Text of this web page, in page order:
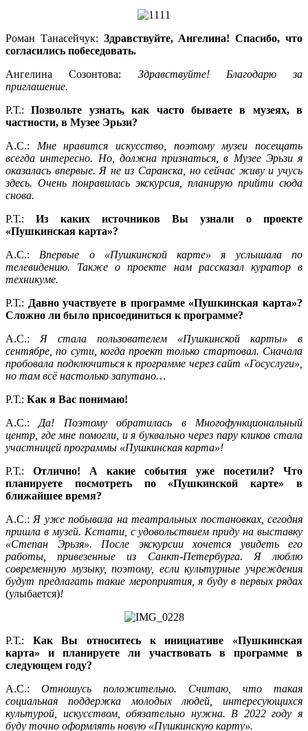
Роман Танасейчук: Здравствуйте, Ангелина! Спасибо, что
согласились побеседовать.
Ангелина Созонтова: Здравствуйте! Благодарю за
приглашение.
Р.Т.: Позвольте узнать, как часто бываете в музеях, в
частности, в Музее Эрьзи?
А.С.: Мне нравится искусство, поэтому музеи посещать
всегда интересно. Но, должна признаться, в Музее Эрьзи я
оказалась впервые. Я не из Саранска, но сейчас живу и учусь
здесь. Очень понравилась экскурсия, планирую прийти сюда
снова.
Р.Т.:Из каких источников Вы узнали о проекте
«Пушкинская карта»?
А.С.: Впервые о «Пушкинской карте» я услышала по
телевидению. Также о проекте нам рассказал куратор в
техникуме.
Р.Т.: Давно участвуете в программе «Пушкинская карта»?
Сложно ли было присоединиться к программе?
А.С.: Я стала пользователем «Пушкинской карты» в
сентябре, по сути, когда проект только стартовал. Сначала
пробовала подключиться к программе через сайт «Госуслуги»,
но там всё настолько запутано…
Р.Т.: Как я Вас понимаю!
А.С.: Да! Поэтому обратилась в Многофункциональный
центр, где мне помогли, и я буквально через пару кликов стала
участницей программы «Пушкинская карта»!
Р.Т.: Отлично! А какие события уже посетили? Что
планируете посмотреть по «Пушкинской карте» в
ближайшее время?
А.С.: Я уже побывала на театральных постановках, сегодня
пришла в музей. Кстати, с удовольствием приду на выставку
«Степан Эрьзя». После экскурсии хочется увидеть его
работы, привезенные из Санкт-Петербурга. Я люблю
современную музыку, поэтому, если культурные учреждения
будут предлагать такие мероприятия, я буду в первых рядах
(улыбается)!
Р.Т.: Как Вы относитесь к инициативе «Пушкинская
карта» и планируете ли участвовать в программе в
следующем году?
А.С.: Отношусь положительно. Считаю, что такая
социальная поддержка молодых людей, интересующихся
культурой, искусством, обязательно нужна. В 2022 году я
буду точно оформлять новую «Пушкинскую карту».